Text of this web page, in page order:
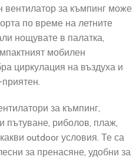
вентилатор за къмпинг може
по време на летните
нощувате в палатка,
мобилен
циркулация на въздуха и
за къмпинг,
пътуване, риболов, плаж,
outdoor условия. Те са
за пренасяне, удобни за